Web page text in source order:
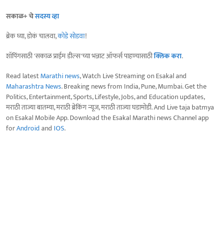
सकाळ+ चेसदस्य व्हा
ब्रेक घ्या, डोकं चालवा,कोडे सोडवा!
शॉपिंगसाठी 'सकाळ प्राईम डील्स'च्या भन्नाट ऑफर्स पाहण्यासाठीक्लिक करा.
Read latestMarathi news, Watch Live Streaming on Esakal and
Maharashtra News. Breaking news from India, Pune, Mumbai. Get the
Politics, Entertainment, Sports, Lifestyle, Jobs, and Education updates,
मराठी ताज्या बातम्या, मराठी ब्रेकिंग न्यूज, मराठी ताज्या घडामोडी. And Live taja batmya
on Esakal Mobile App. Download the Esakal Marathi news Channel app
forAndroidand IOS.